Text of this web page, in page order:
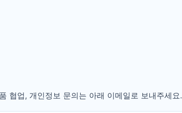
협업, 개인정보 문의는 아래 이메일로 보내주세요.